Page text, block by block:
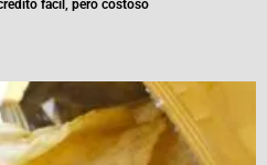
fácil, pero costoso